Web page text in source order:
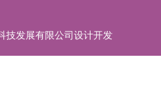
技发展有限公司设计开发